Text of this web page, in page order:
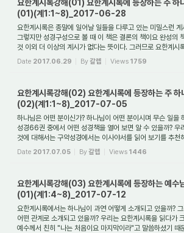
요한계시록강해(01) 요한계시록에 등장하는 주 하
(01)(계1:1~8)_2017-06-28
요한계시록은 종말에 일어날 일들을 다루고 있는 미밀스런
그렇지만 성경구성으로 볼 때 이 책은 결론의 책이요 완성의
것 이외 더 이상의 계시가 없다는 뜻이다. 그러므로 요한계시
Date 2017.06.29 By갈렙 Views 1759
요한계시록강해(02) 요한계시록에 등장하는 주 하
(02)(계1:1~8)_2017-07-05
하나님은 어떤 분이신가? 하나님이 어떤 분이시며 무슨 일을
성경66권 중에서 어떤 성경책을 열어 보면 알 수 있을까? 우
것에 대해서는 구약성경에서는 이사야서를 읽어 보기를 추천
Date 2017.07.05 By갈렙 Views 1446
요한계시록강해(03) 요한계시록에 등장하는 예수
(01)(계1:4~8)_2017-07-12
요한계시록에서는 하나님이 과연 어떻게 소개되고 있을까?
어떤 관계로 소개되고 있을까? 우리는 요한계시록을 읽다가
예수께서 친히 "나는 처음이요 마지막이라"고 말씀하셨기 때